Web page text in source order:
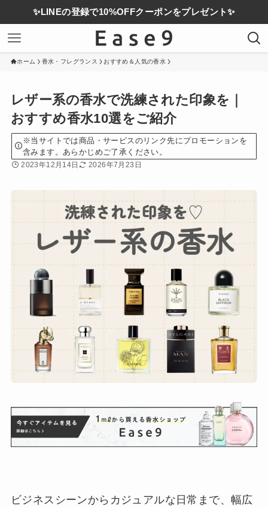
✨LINEの登録で10%OFFクーポンをプレゼント✨
ホーム 香水・フレグランス おすすめ＆人気の香水
レザー系の香水で洗練された印象を｜
おすすめ香水10選をご紹介
※当サイトでは商品・サービスのリンク先にプロモーションを
含みます。あらかじめご了承ください。
2023年12月14日 2026年7月23日
ビジネスシーンからカジュアルな日常まで、幅広